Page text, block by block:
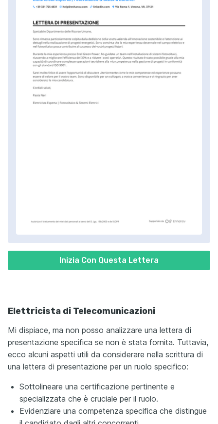
Inizia Con Questa Lettera
Elettricista di Telecomunicazioni
Mi dispiace, ma non posso analizzare una lettera di
presentazione specifica se non è stata fornita. Tuttavia,
ecco alcuni aspetti utili da considerare nella scrittura di
una lettera di presentazione per un ruolo specifico:
Sottolineare una certificazione pertinente e
specializzata che è cruciale per il ruolo.
Evidenziare una competenza specifica che distingue